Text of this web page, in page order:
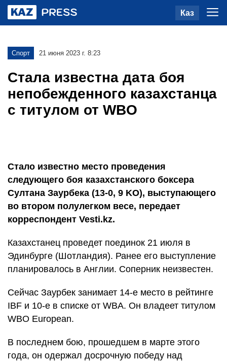
Каз
Спорт 21 июня 2023 г. 8:23
Стала известна дата боя
непобежденного казахстанца
с титулом от WBO
Стало известно место проведения
следующего боя казахстанского боксера
Султана Заурбека (13-0, 9 KO), выступающего
во втором полулегком весе, передает
корреспондент Vesti.kz.
Казахстанец проведет поединок 21 июля в
Эдинбурге (Шотландия). Ранее его выступление
планировалось в Англии. Соперник неизвестен.
Сейчас Заурбек занимает 14-е место в рейтинге
IBF и 10-е в списке от WBA. Он владеет титулом
WBO European.
В последнем бою, прошедшем в марте этого
года, он одержал досрочную победу над